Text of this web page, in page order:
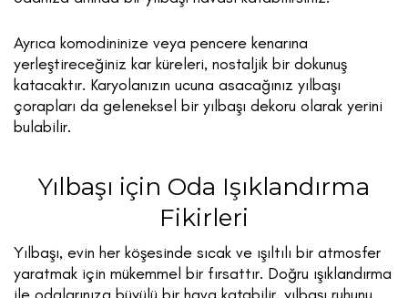
Ayrıca komodininize veya pencere kenarına
yerleştireceğiniz kar küreleri, nostaljik bir dokunuş
katacaktır. Karyolanızın ucuna asacağınız yılbaşı
çorapları da geleneksel bir yılbaşı dekoru olarak yerini
bulabilir.
Yılbaşı için Oda Işıklandırma
Fikirleri
Yılbaşı, evin her köşesinde sıcak ve ışıltılı bir atmosfer
yaratmak için mükemmel bir fırsattır. Doğru ışıklandırma